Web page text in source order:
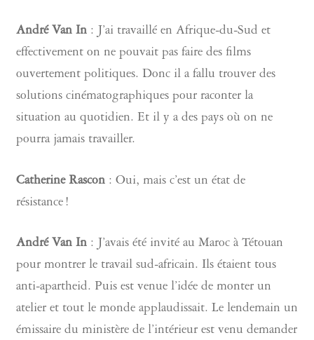
André Van In: J’ai travaillé en Afrique-du-Sud et
effectivement on ne pouvait pas faire des films
ouvertement politiques. Donc il a fallu trouver des
solutions cinématographiques pour raconter la
situation au quotidien. Et il y a des pays où on ne
pourra jamais travailler.
Catherine Rascon: Oui, mais c’est un état de
résistance !
André Van In: J’avais été invité au Maroc à Tétouan
pour montrer le travail sud-africain. Ils étaient tous
anti-apartheid. Puis est venue l’idée de monter un
atelier et tout le monde applaudissait. Le lendemain un
émissaire du ministère de l’intérieur est venu demander